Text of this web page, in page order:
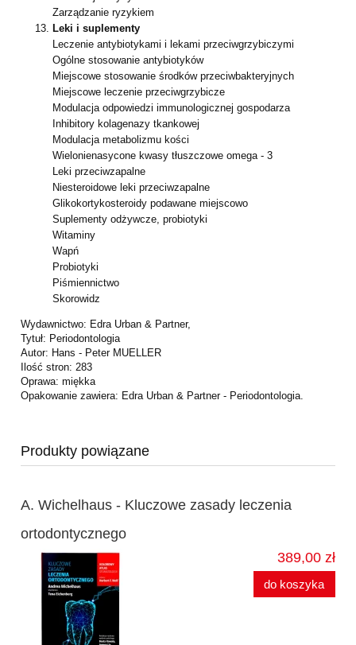
Zarządzanie ryzykiem
Leki i suplementy
Leczenie antybiotykami i lekami przeciwgrzybiczymi
Ogólne stosowanie antybiotyków
Miejscowe stosowanie środków przeciwbakteryjnych
Miejscowe leczenie przeciwgrzybicze
Modulacja odpowiedzi immunologicznej gospodarza
Inhibitory kolagenazy tkankowej
Modulacja metabolizmu kości
Wielonienasycone kwasy tłuszczowe omega - 3
Leki przeciwzapalne
Niesteroidowe leki przeciwzapalne
Glikokortykosteroidy podawane miejscowo
Suplementy odżywcze, probiotyki
Witaminy
Wapń
Probiotyki
Piśmiennictwo
Skorowidz
Wydawnictwo: Edra Urban & Partner,
Tytuł: Periodontologia
Autor: Hans - Peter MUELLER
Ilość stron: 283
Oprawa: miękka
Opakowanie zawiera: Edra Urban & Partner - Periodontologia.
Produkty powiązane
A. Wichelhaus - Kluczowe zasady leczenia
ortodontycznego
389,00 zł
do koszyka